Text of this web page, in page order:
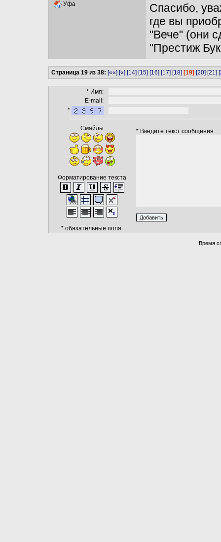
Уфа
Спасибо,
где вы
"Вече" (они
"Престиж
Страница 19 из 38: [««] [«] [14] [15] [16] [17] [18] [19] [20] [21]
* Имя:
E-mail:
*
Смайлы
Форматирование текста
* обязательные поля.
* Введите текст сообщения:
Время